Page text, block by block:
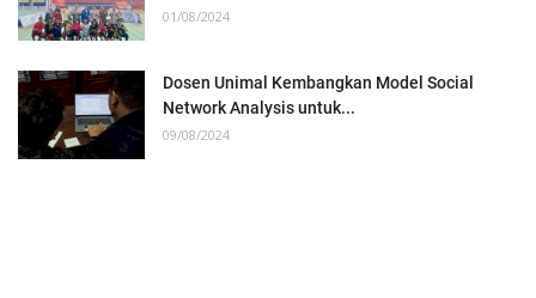
01/08/2024
Dosen Unimal Kembangkan Model Social
Network Analysis untuk...
09/08/2024